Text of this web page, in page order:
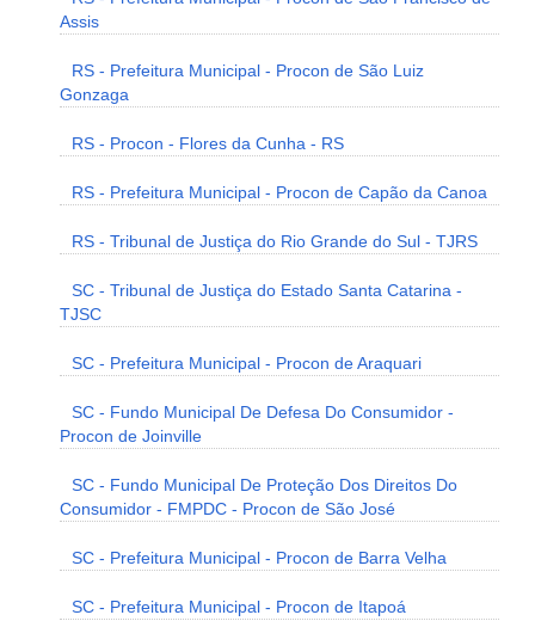
Assis
RS - Prefeitura Municipal - Procon de São Luiz
Gonzaga
RS - Procon - Flores da Cunha - RS
RS - Prefeitura Municipal - Procon de Capão da Canoa
RS - Tribunal de Justiça do Rio Grande do Sul - TJRS
SC - Tribunal de Justiça do Estado Santa Catarina -
TJSC
SC - Prefeitura Municipal - Procon de Araquari
SC - Fundo Municipal De Defesa Do Consumidor -
Procon de Joinville
SC - Fundo Municipal De Proteção Dos Direitos Do
Consumidor - FMPDC - Procon de São José
SC - Prefeitura Municipal - Procon de Barra Velha
SC - Prefeitura Municipal - Procon de Itapoá